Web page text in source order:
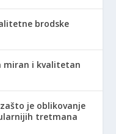
brodske
miran i kvalitetan
je oblikovanje
tretmana